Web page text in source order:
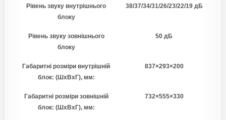
Рівень звуку внутрішнього
блоку
38/37/34/31/26/23/22/19 дБ
Рівень звуку зовнішнього
блоку
50 дБ
Габаритні розміри внутрішній
блок: (ШхВхГ), мм:
837×293×200
Габаритні розміри зовнішній
блок: (ШхВхГ), мм:
732×555×330